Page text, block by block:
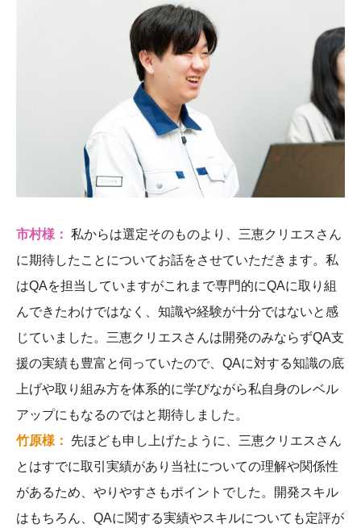
市村様： 私からは選定そのものより、三恵クリエスさん
に期待したことについてお話をさせていただきます。私
はQAを担当していますがこれまで専門的にQAに取り組
んできたわけではなく、知識や経験が十分ではないと感
じていました。三恵クリエスさんは開発のみならずQA支
援の実績も豊富と伺っていたので、QAに対する知識の底
上げや取り組み方を体系的に学びながら私自身のレベル
アップにもなるのではと期待しました。
竹原様：
先ほども申し上げたように、三恵クリエスさん
とはすでに取引実績があり当社についての理解や関係性
があるため、やりやすさもポイントでした。開発スキル
はもちろん、QAに関する実績やスキルについても定評が